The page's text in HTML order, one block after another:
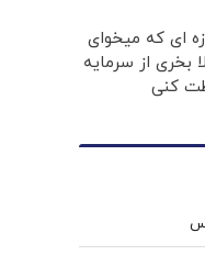
ای که میخوای
بخری از سرمایه
کنی